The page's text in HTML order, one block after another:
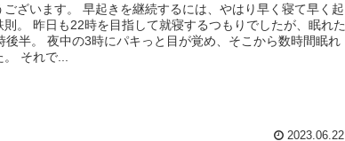
ございます。 早起きを継続するには、やはり早く寝て早く起
則。 昨日も22時を目指して就寝するつもりでしたが、眠れた
後半。 夜中の3時にパキっと目が覚め、そこから数時間眠れ
それで...
2023.06.22